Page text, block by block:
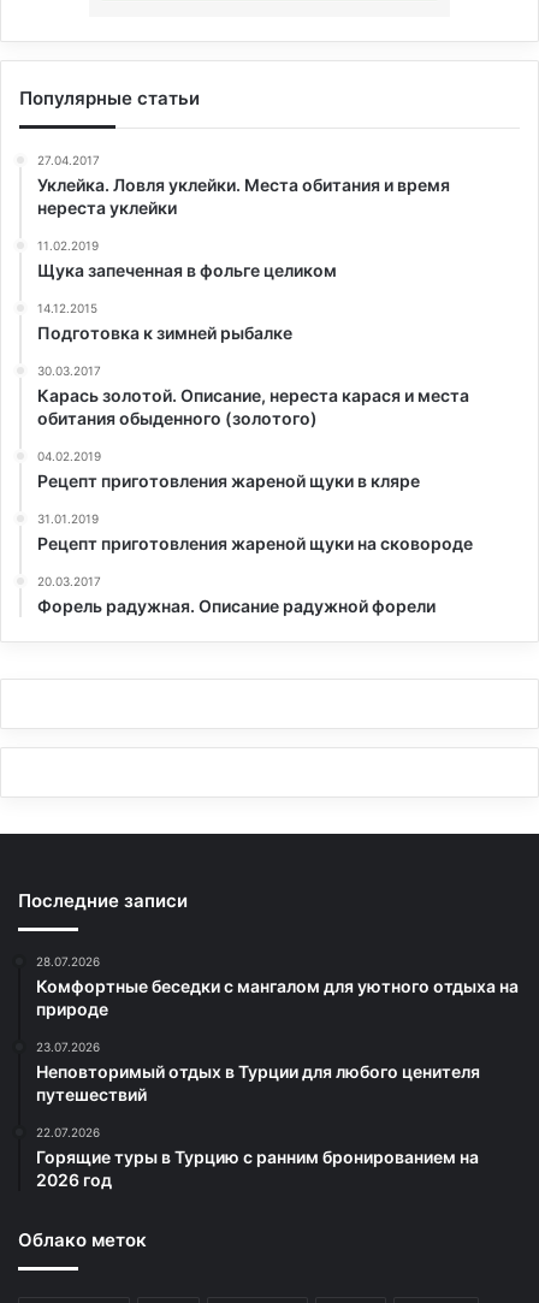
Популярные статьи
27.04.2017
Уклейка. Ловля уклейки. Места обитания и время
нереста уклейки
11.02.2019
Щука запеченная в фольге целиком
14.12.2015
Подготовка к зимней рыбалке
30.03.2017
Карась золотой. Описание, нереста карася и места
обитания обыденного (золотого)
04.02.2019
Рецепт приготовления жареной щуки в кляре
31.01.2019
Рецепт приготовления жареной щуки на сковороде
20.03.2017
Форель радужная. Описание радужной форели
Последние записи
28.07.2026
Комфортные беседки с мангалом для уютного отдыха на
природе
23.07.2026
Неповторимый отдых в Турции для любого ценителя
путешествий
22.07.2026
Горящие туры в Турцию с ранним бронированием на
2026 год
Облако меток